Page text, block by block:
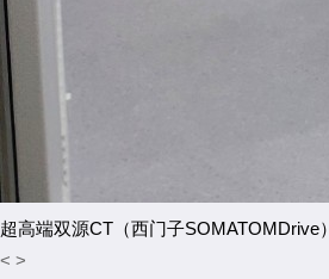
超高端双源CT（西门子SOMATOMDrive）
< >